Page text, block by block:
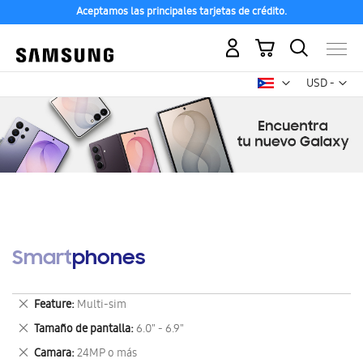
Aceptamos las principales tarjetas de crédito.
USD -
dólar
Mi carrito
Smartphones
Feature Multi-sim
Eliminar
este
artículo
Tamaño de pantalla 6.0" - 6.9"
Eliminar
este
Camara 24MP o más
Eliminar